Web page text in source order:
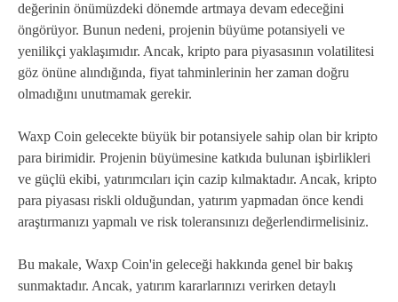
değerinin önümüzdeki dönemde artmaya devam edeceğini
öngörüyor. Bunun nedeni, projenin büyüme potansiyeli ve
yenilikçi yaklaşımıdır. Ancak, kripto para piyasasının volatilitesi
göz önüne alındığında, fiyat tahminlerinin her zaman doğru
olmadığını unutmamak gerekir.
Waxp Coin gelecekte büyük bir potansiyele sahip olan bir kripto
para birimidir. Projenin büyümesine katkıda bulunan işbirlikleri
ve güçlü ekibi, yatırımcıları için cazip kılmaktadır. Ancak, kripto
para piyasası riskli olduğundan, yatırım yapmadan önce kendi
araştırmanızı yapmalı ve risk toleransınızı değerlendirmelisiniz.
Bu makale, Waxp Coin'in geleceği hakkında genel bir bakış
sunmaktadır. Ancak, yatırım kararlarınızı verirken detaylı